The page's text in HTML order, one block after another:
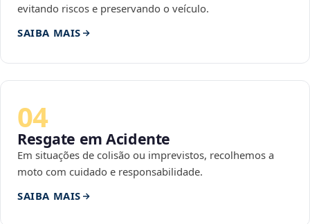
evitando riscos e preservando o veículo.
SAIBA MAIS
04
Resgate em Acidente
Em situações de colisão ou imprevistos, recolhemos a
moto com cuidado e responsabilidade.
SAIBA MAIS